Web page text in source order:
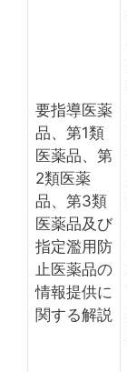
要指導医薬
品、第1類
医薬品、第
2類医薬
品、第3類
医薬品及び
指定濫用防
止医薬品の
情報提供に
関する解説